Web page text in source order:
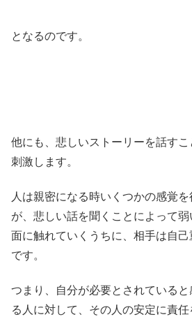
となるのです。
他にも、悲しいストーリーを話す
刺激します。
人は親密になる時いくつかの感覚
が、悲しい話を聞くことによって
面に触れていくうちに、相手は自
です。
つまり、自分が必要とされている
る人に対して、その人の安定に責